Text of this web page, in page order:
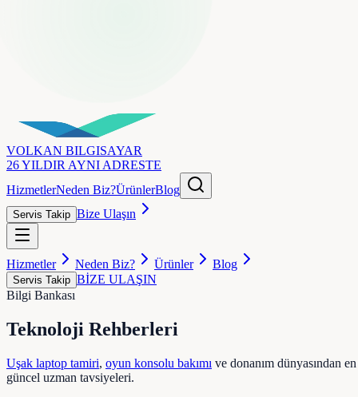
VOLKAN BILGISAYAR
26 YILDIR AYNI ADRESTE
HizmetlerNeden Biz?ÜrünlerBlog
Servis Takip Bize Ulaşın
Hizmetler Neden Biz? Ürünler Blog
Servis Takip BİZE ULAŞIN
Bilgi Bankası
Teknoloji Rehberleri
Uşak laptop tamiri, oyun konsolu bakımı ve donanım dünyasından en
güncel uzman tavsiyeleri.